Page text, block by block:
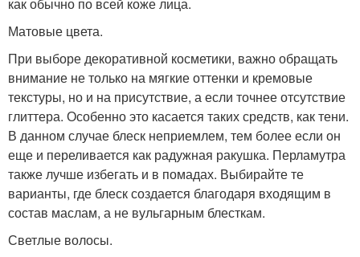
Матовые цвета.
При выборе декоративной косметики, важно обращать
внимание не только на мягкие оттенки и кремовые
текстуры, но и на присутствие, а если точнее отсутствие
глиттера. Особенно это касается таких средств, как тени.
В данном случае блеск неприемлем, тем более если он
еще и переливается как радужная ракушка. Перламутра
также лучше избегать и в помадах. Выбирайте те
варианты, где блеск создается благодаря входящим в
состав маслам, а не вульгарным блесткам.
Светлые волосы.